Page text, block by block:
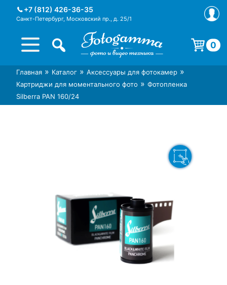
+7 (812) 426-36-35
Санкт-Петербург, Московский пр., д. 25/1
Интернет-магазин фототехники
Foto-Gamma в СПб
Магазин фотоаксессуаров foto-
gamma.ru
0
Корзина пуста.
Главная » Каталог » Аксессуары для фотокамер »
Картриджи для моментального фото » Фотопленка
Silberra PAN 160/24